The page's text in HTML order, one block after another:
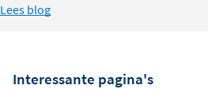
Lees blog
Interessante pagina's